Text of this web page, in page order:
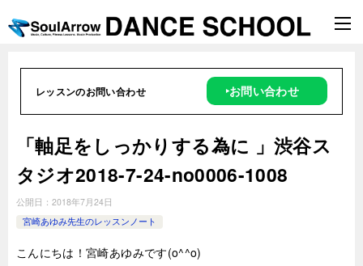
レッスンのお問い合わせ ‣お問い合わせ
「軸足をしっかりする為に 」渋谷ス
タジオ2018-7-24-no0006-1008
公開日： 2018年7月24日
宮崎あゆみ先生のレッスンノート
こんにちは！宮崎あゆみです(o^^o)